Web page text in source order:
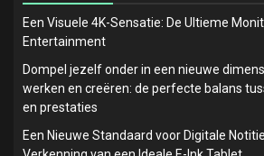
Een Visuele 4K-Sensatie: De Ultieme
Entertainment
Dompel jezelf onder in een nieuwe
werken en creëren: de perfecte balans
en prestaties
Een Nieuwe Standaard voor Digitale